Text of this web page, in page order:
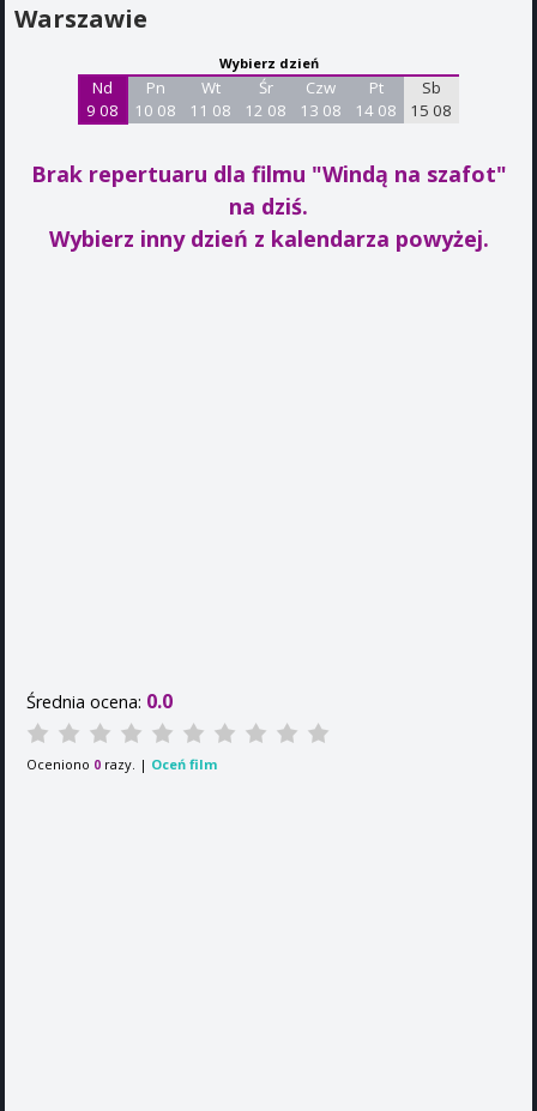
Warszawie
Wybierz dzień
Nd
9 08
Pn
10 08
Wt
11 08
Śr
12 08
Czw
13 08
Pt
14 08
Sb
15 08
Brak repertuaru dla filmu "Windą na szafot"
na dziś.
Wybierz inny dzień z kalendarza powyżej.
Średnia ocena: 0.0
Oceniono 0 razy. | Oceń film